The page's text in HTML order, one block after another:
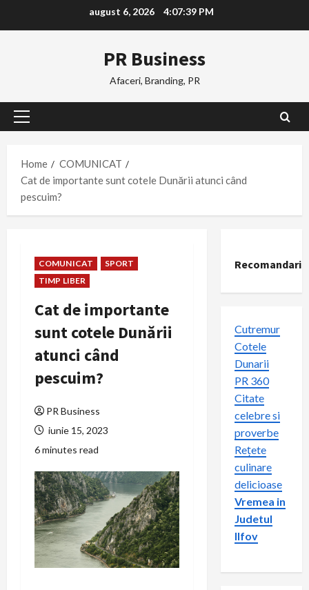
august 6, 2026 4:07:39 PM
PR Business
Afaceri, Branding, PR
Primary
Home
COMUNICAT
Cat de importante sunt cotele Dunării atunci când
pescuim?
COMUNICAT
SPORT
TIMP LIBER
Cat de importante
sunt cotele Dunării
atunci când
pescuim?
PR Business
iunie 15, 2023
6 minutes read
Recomandari
Cutremur
Cotele
Dunarii
PR 360
Citate
celebre si
proverbe
Rețete
culinare
delicioase
Vremea in
Judetul
Ilfov